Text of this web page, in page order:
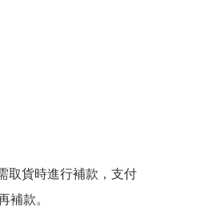
取貨時進行補款，支付
補款。